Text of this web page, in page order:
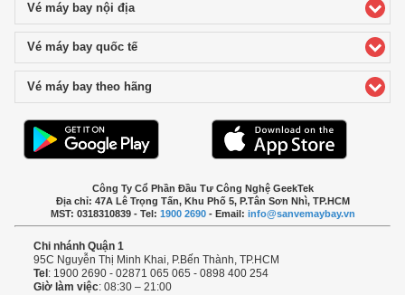
Vé máy bay nội địaclick to expand contents
Vé máy bay quốc tếclick to expand contents
Vé máy bay theo hãng
Công Ty Cổ Phần Đầu Tư Công Nghệ GeekTek
Địa chỉ: 47A Lê Trọng Tấn, Khu Phố 5, P.Tân Sơn Nhì, TP.HCM
MST: 0318310839 - Tel: 1900 2690- Email: info@sanvemaybay.vn
Chi nhánh Quận 1
95C Nguyễn Thị Minh Khai, P.Bến Thành, TP.HCM
Tel : 1900 2690 - 02871 065 065 - 0898 400 254
Giờ làm việc: 08:30 – 21:00